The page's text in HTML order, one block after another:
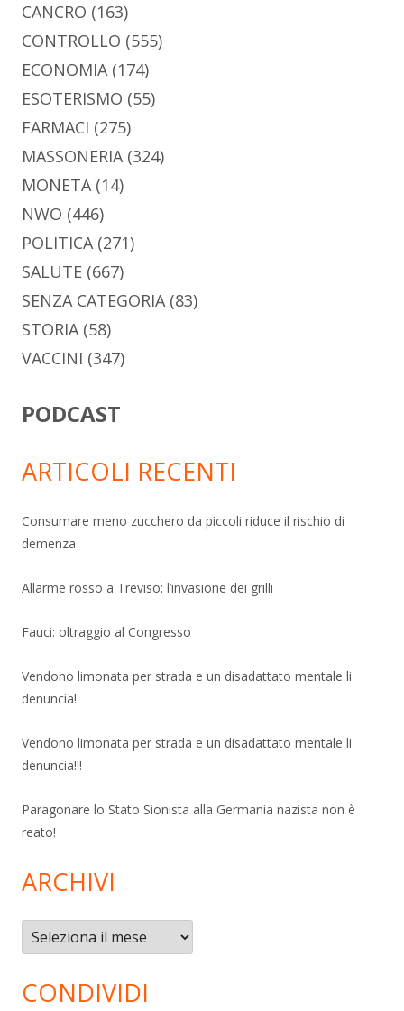
CANCRO (163)
CONTROLLO (555)
ECONOMIA(174)
ESOTERISMO (55)
FARMACI (275)
MASSONERIA(324)
MONETA(14)
NWO (446)
POLITICA(271)
SALUTE (667)
SENZA CATEGORIA(83)
STORIA(58)
VACCINI (347)
PODCAST
ARTICOLI RECENTI
Consumare meno zucchero da piccoli riduce il rischio di
demenza
Allarme rosso a Treviso: l’invasione dei grilli
Fauci: oltraggio al Congresso
Vendono limonata per strada e un disadattato mentale li
denuncia!
Vendono limonata per strada e un disadattato mentale li
denuncia!!!
Paragonare lo Stato Sionista alla Germania nazista non è
reato!
ARCHIVI
Archivi
CONDIVIDI